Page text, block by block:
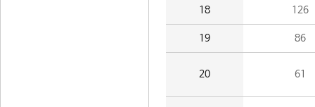
18 126
19 86
20 61